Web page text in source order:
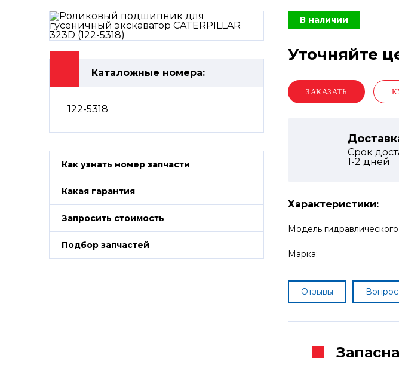
Каталожные номера:
122-5318
Как узнать номер запчасти
Какая гарантия
Запросить стоимость
Подбор запчастей
В наличии
Уточняйте
Срок
1-2 дней
Характеристики:
Модель
Марка:
Отзывы